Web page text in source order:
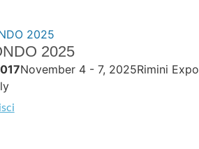
2025
November 4 - 7, 2025Rimini Expo